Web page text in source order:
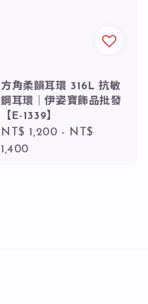
方角柔韻耳環 316L 抗敏
鋼耳環｜伊姿寶飾品批發
【E-1339】
Regular
price
NT$ 1,200 -
NT$
1,400